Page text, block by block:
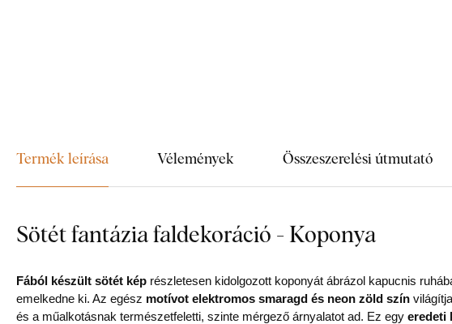
Termék leírása Vélemények Összeszerelési útmutató
Sötét fantázia faldekoráció - Koponya
Fából készült sötét kép részletesen kidolgozott koponyát ábrázol kapucnis
emelkedne ki. Az egész motívot elektromos smaragd és neon zöld szín
és a műalkotásnak természetfeletti, szinte mérgező árnyalatot ad. Ez egy eredeti